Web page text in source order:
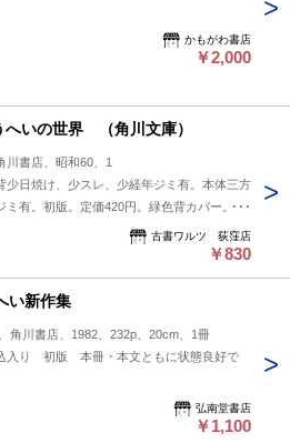
かもがわ書店
￥2,000
いの世界 （角川文庫）
川書店、昭和60、1
少日焼け、少スレ、少経年ジミ有。本体三方
ミ有。初版。定価420円。緑色背カバー。
古書ワルツ 荻窪店
￥830
い新作集
角川書店、1982、232p、20cm、1冊
入り 初版 本冊・本文ともに状態良好で
弘南堂書店
￥1,100